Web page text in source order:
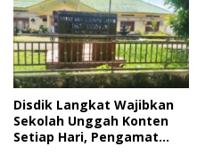
Disdik Langkat Wajibkan
Sekolah Unggah Konten
Setiap Hari, Pengamat